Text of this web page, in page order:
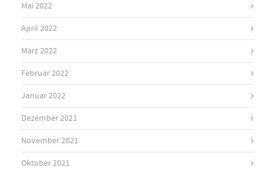
Mai 2022
April 2022
März 2022
Februar 2022
Januar 2022
Dezember 2021
November 2021
Oktober 2021